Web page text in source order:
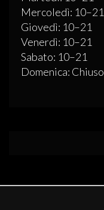
Mercoledì: 10–21
Giovedì: 10–21
Venerdì: 10–21
Sabato: 10–21
Domenica: Chiuso